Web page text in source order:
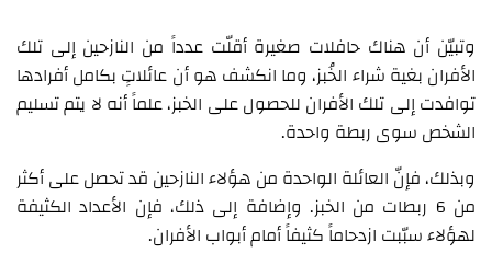
وتبيّن أن هناك حافلات صغيرة أقلّت عدداً من النازحين إلى تلك
الأفران بغية شراء الخُبز، وما انكشف هو أن عائلاتٍ بكامل أفرادها
توافدت إلى تلك الأفران للحصول على الخبز، علماً أنه لا يتم تسليم
الشخص سوى ربطة واحدة.
وبذلك، فإنّ العائلة الواحدة من هؤلاء النازحين قد تحصل على أكثر
من 6 ربطات من الخبز. وإضافة إلى ذلك، فإن الأعداد الكثيفة
لهؤلاء سبّبت ازدحاماً كثيفاً أمام أبواب الأفران.